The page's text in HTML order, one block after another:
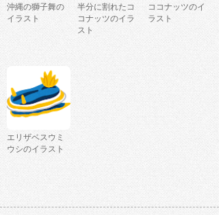
沖縄の獅子舞の
イラスト
半分に割れたコ
コナッツのイラ
スト
ココナッツのイ
ラスト
エリザベスウミ
ウシのイラスト